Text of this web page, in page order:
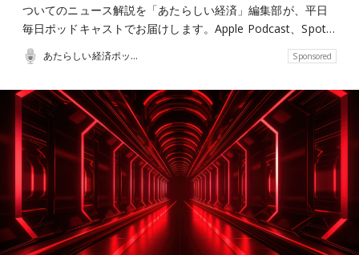
ついてのニュース解説を「あたらしい経済」編集部が、平日
毎日ポッドキャストでお届けします。Apple Podcast、Spot…
あたらしい経済ポッドキャスト Sponsored